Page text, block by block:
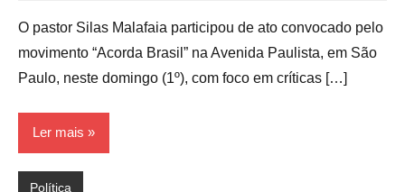
O pastor Silas Malafaia participou de ato convocado pelo
movimento “Acorda Brasil” na Avenida Paulista, em São
Paulo, neste domingo (1º), com foco em críticas […]
Ler mais
Política